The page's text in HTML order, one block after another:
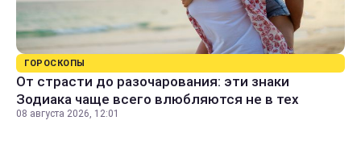
ГОРОСКОПЫ
От страсти до разочарования: эти знаки
Зодиака чаще всего влюбляются не в тех
08 августа 2026, 12:01